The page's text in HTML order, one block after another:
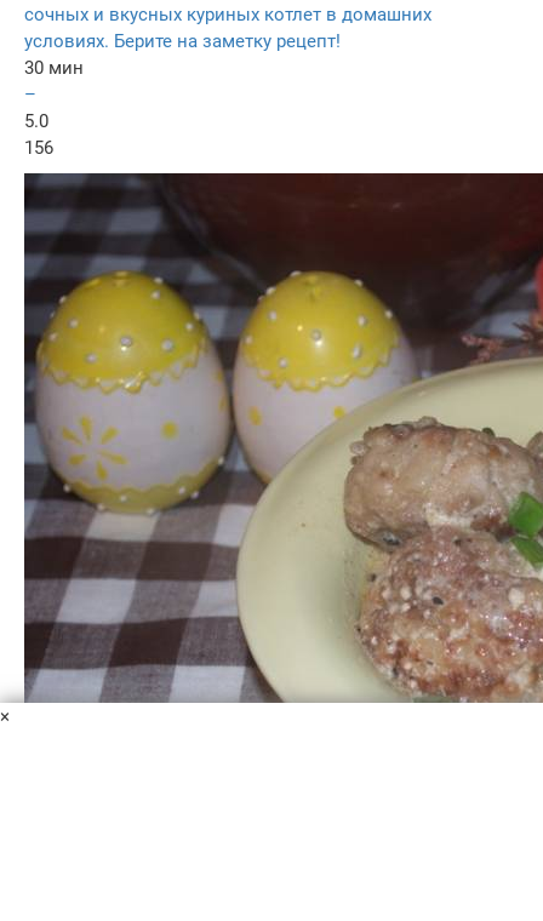
сочных и вкусных куриных котлет в домашних
условиях. Берите на заметку рецепт!
30 мин
–
5.0
156
×